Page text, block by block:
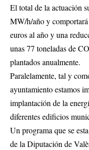
El total de la actuación
MW/h/año y
euros al año y una
unas 77 toneladas de
plantados anualmente.
Paralelamente, tal y
ayuntamiento estamos
implantación de la
diferentes edificios
Un programa que se
de la Diputación de